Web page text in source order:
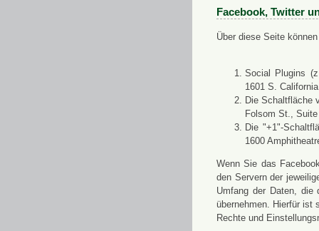
Facebook, Twitter
Über diese Seite
Social Plugins
1601 S.
Die Schaltfläche
Folsom St.,
Die "+1"-
1600
Wenn Sie das
den Servern der
Umfang der Daten, die
übernehmen. Hierfür ist
Rechte und